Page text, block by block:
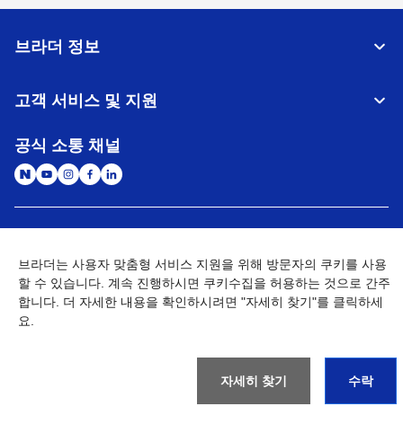
브라더 정보
고객 서비스 및 지원
공식 소통 채널
개인정보처리방침 이용약관
사이트맵
개인정보취급방침 (Brother Industries, Ltd.)
Go to Global Site
브라더는 사용자 맞춤형 서비스 지원을 위해 방문자의 쿠키를 사용
할 수 있습니다. 계속 진행하시면 쿠키수집을 허용하는 것으로 간주
합니다. 더 자세한 내용을 확인하시려면 "자세히 찾기"를 클릭하세
요.
자세히 찾기 수락